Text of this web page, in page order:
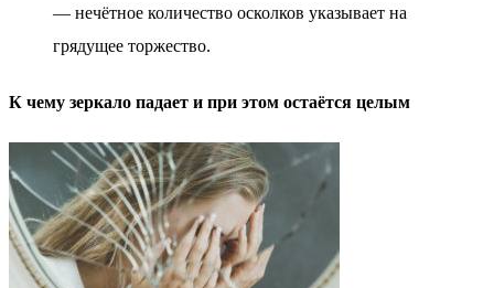
— нечётное количество осколков указывает на
грядущее торжество.
К чему зеркало падает и при этом остаётся целым